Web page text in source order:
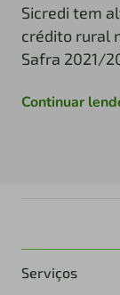
Sicredi tem
crédito rural
Safra 2021/
Continuar
Serviços